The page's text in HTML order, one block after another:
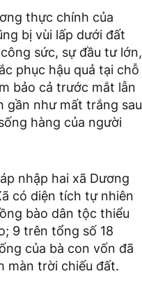
thực chính của
bị vùi lấp dưới đất
sức, sự đầu tư lớn,
phục hậu quả tại chỗ
bảo cả trước mắt lẫn
gần như mất trắng sau
hàng của người
nhập hai xã Dương
có diện tích tự nhiên
bào dân tộc thiểu
9 trên tổng số 18
của bà con vốn đã
màn trời chiếu đất.